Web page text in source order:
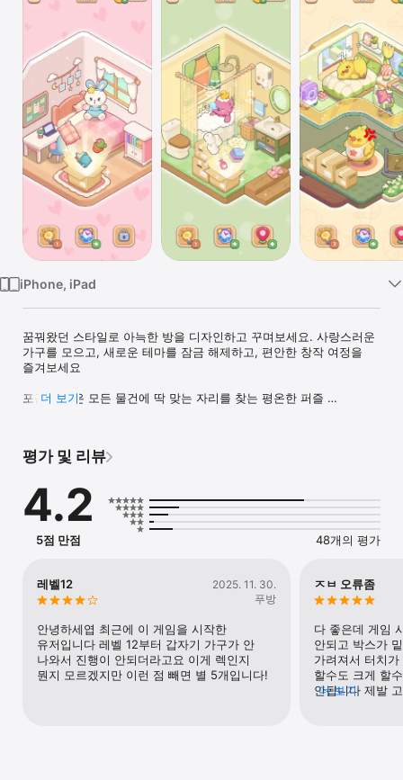
Mac
Vision
Watch
TV
iPhone, iPad
꿈꿔왔던 스타일로 아늑한 방을 디자인하고 꾸며보세요. 사랑스러운
가구를 모으고, 새로운 테마를 잠금 해제하고, 편안한 창작 여정을
즐겨보세요
포근한 방은 모든 물건에 딱 맞는 자리를 찾는 평온한 퍼즐
아늑한 구석부터 일상적인 선반까지, 모든 물건에는 제자리가
부드러운 그래픽, 은은한 배경 음악, 세심히 설계된 인터페이스
덕분에 포근한 방은 바쁜 일상에 평온한 쉼표를 제공합니다.
스트레스 제로, 서두름 제로—오직 당신과 물건들, 그리고 그것들을
정리하는 템포만이 있습니다.
정리하는 동안 당신은 집의 조용한 안락함을 느끼게 될 것입니다—
모든 것이 제자리에 딱 맞는 공간, 그리고 작은 장식 하나하나가
포근한 방을 사랑하게 될 이유:
- 마인드풀 플레이 – 천천히, 여유를 가지고 하나씩 상자를 열고
더 보기
평가 및 리뷰
4.2
5점 만점 48개의 평가
레벨12
2025. 11. 30.
푸방
안녕하세엽 최근에 이 게임을 시작한
유저입니다 레벨 12부터 갑자기 가구가 안
나와서 진행이 안되더라고요 이게 렉인지
뭔지 모르겠지만 이런 점 빼면 별 5개입니다!
ㅈㅂ 오류좀
다 좋은데 게임
안되고 박스가
가려져서 터치
할수도 크게 할
안됩니다 제발
더 보기